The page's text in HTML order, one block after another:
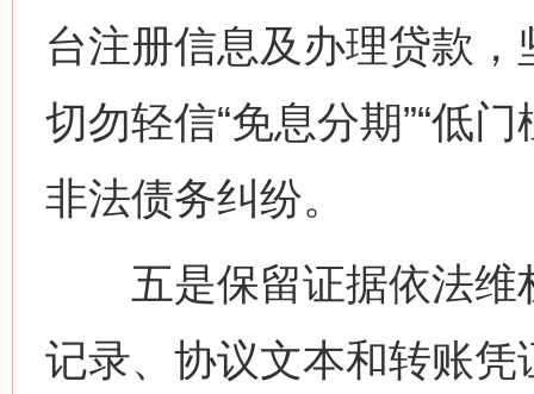
台注册信息及办理贷款
切勿轻信“免息分期”“低
非法债务纠纷。
五是保留证据依法维
记录、协议文本和转账